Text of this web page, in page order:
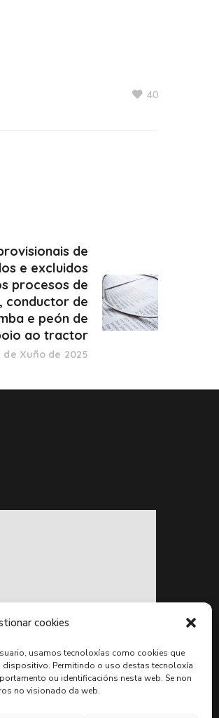
cookies
usamos tecnoloxías como cookies que
dispositivo. Permitindo o uso destas tecnoloxía
ou identificacións nesta web. Se non
no visionado da web.
40
de
e excluidos
procesos de
conductor de
e peón de
ao tractor
de Xuño de 2025